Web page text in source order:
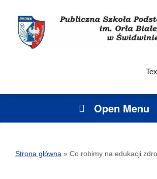
Open Menu
Strona główna » Co robimy na edukacji